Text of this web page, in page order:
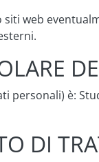
web
è:
DI